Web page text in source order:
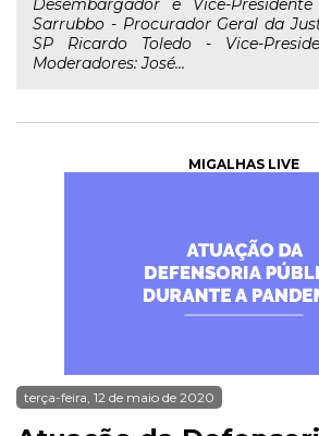
Desembargador e Vice-
Sarrubbo - Procurador Geral da
SP Ricardo Toledo - Vice-
Moderadores: José...
MIGALHAS LIVE
terça-feira, 12 de maio de 2020